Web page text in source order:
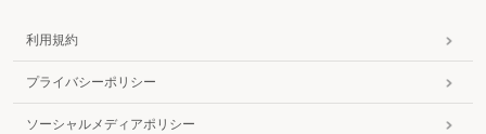
利用規約
プライバシーポリシー
ソーシャルメディアポリシー